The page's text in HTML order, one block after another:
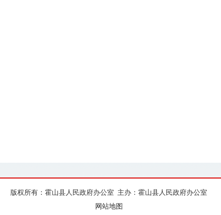
版权所有：霍山县人民政府办公室 主办：霍山县人民政府办公室
网站地图